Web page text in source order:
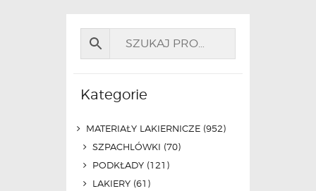
Kategorie
MATERIAŁY LAKIERNICZE (952)
SZPACHLÓWKI (70)
PODKŁADY (121)
LAKIERY (61)